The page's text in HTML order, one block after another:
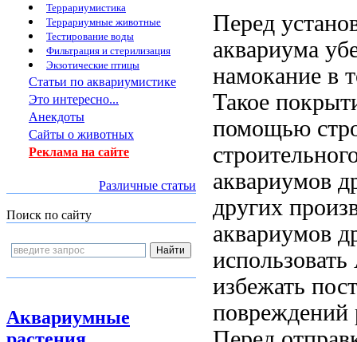
Террариумистика
Террариумные животные
Тестирование воды
Фильтрация и стерилизация
Экзотические птицы
Статьи по аквариумистике
Это интересно...
Анекдоты
Сайты о животных
Реклама на сайте
Различные статьи
Поиск по сайту
Аквариумные
Перед
аквариума
намокание в
Такое
помощью
аквариумов
других
аквариумов
использовать
избежать
повреждений